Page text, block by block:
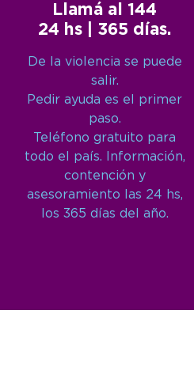
Llamá al 144
24 hs | 365 días.
De la violencia se puede
salir.
Pedir ayuda es el primer
paso.
Teléfono gratuito para
todo el país. Información,
contención y
asesoramiento las 24 hs,
los 365 días del año.